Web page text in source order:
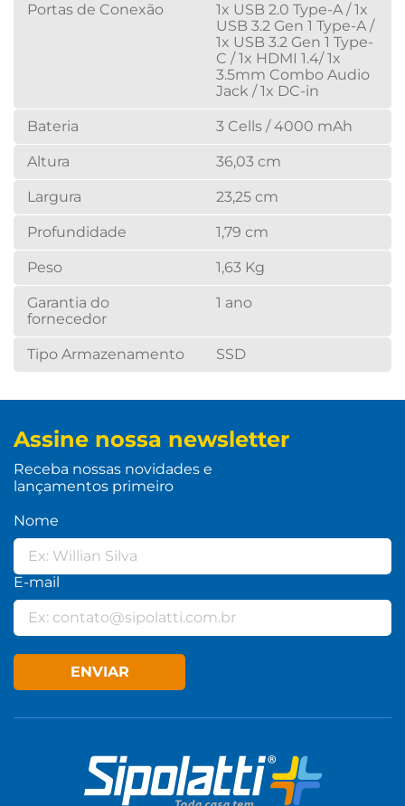
Portas de Conexão
1x USB 2.0 Type-A / 1x
USB 3.2 Gen 1 Type-A /
1x USB 3.2 Gen 1 Type-
C / 1x HDMI 1.4/ 1x
3.5mm Combo Audio
Jack / 1x DC-in
Bateria 3 Cells / 4000 mAh
Altura 36,03 cm
Largura 23,25 cm
Profundidade 1,79 cm
Peso 1,63 Kg
Garantia do
fornecedor
1 ano
Tipo Armazenamento SSD
Assine nossa newsletter
Receba nossas novidades e
lançamentos primeiro
Nome
E-mail
ENVIAR